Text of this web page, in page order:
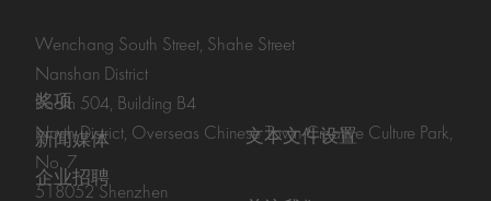
Wenchang South Street, Shahe Street
Nanshan District
Room 504, Building B4
North District, Overseas Chinese Town Creative Culture Park,
No. 7
518052 Shenzhen
奖项
新闻媒体
企业招聘
文本文件设置